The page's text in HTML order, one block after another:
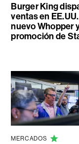
Burger King
ventas en
nuevo Whopper
promoción de
MERCADOS